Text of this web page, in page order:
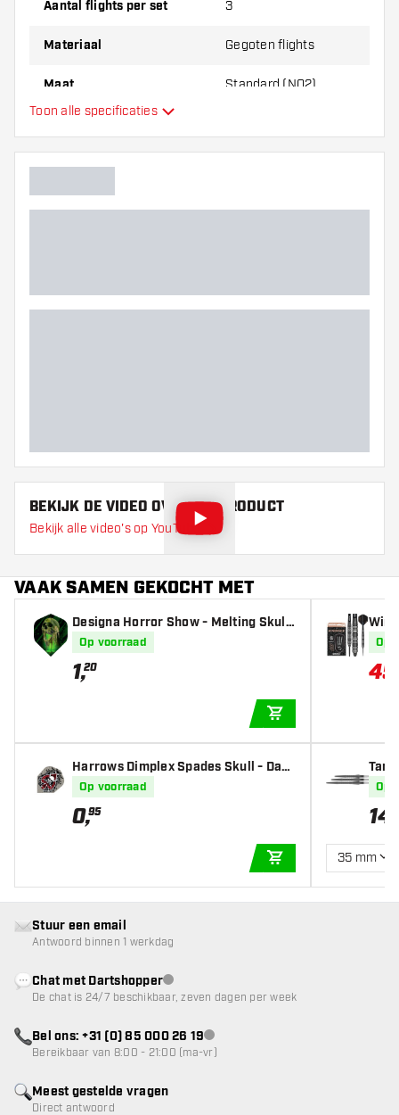
Aantal flights per set 3
Materiaal Gegoten flights
Maat Standard (NO2)
Flexibiliteit
Toon alle specificaties
BEKIJK DE VIDEO OVER DIT PRODUCT
Bekijk alle video's op YouTube
VAAK SAMEN GEKOCHT MET
Designa Horror Show - Melting Skull
NO2 - Dart Flights
Op voorraad
1,20
Harrows Dimplex Spades Skull - Dart
Flights
Op voorraad
0,95
IN WINKELWAGEN
r
Op
45
ckOp
14
35 mm
Meest gestelde vragen
Direct antwoord
Stuur een email
Antwoord binnen 1 werkdag
Chat met Dartshopperklantenservice niet beschikbaar
De chat is 24/7 beschikbaar, zeven dagen per week
Bel ons: +31 (0) 85 000 26 19klantenservice niet beschikbaar
Bereikbaar van 8:00 - 21:00 (ma-vr)